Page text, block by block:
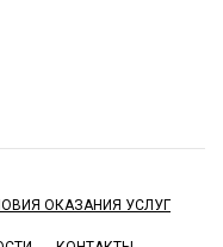
ОКАЗАНИЯ УСЛУГ